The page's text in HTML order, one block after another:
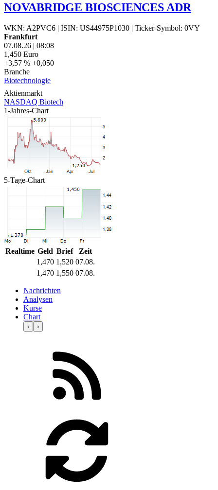
NOVABRIDGE BIOSCIENCES ADR
WKN: A2PVC6 | ISIN: US44975P1030 | Ticker-Symbol: 0VY
Frankfurt
07.08.26 | 08:08
1,450 Euro
+3,57 % +0,050
Branche
Biotechnologie
Aktienmarkt
NASDAQ Biotech
1-Jahres-Chart
5-Tage-Chart
Realtime Geld Brief
Zeit
1,470 1,520 07.08.
1,470 1,550 07.08.
Nachrichten
Analysen
Kurse
Chart
‹ ›